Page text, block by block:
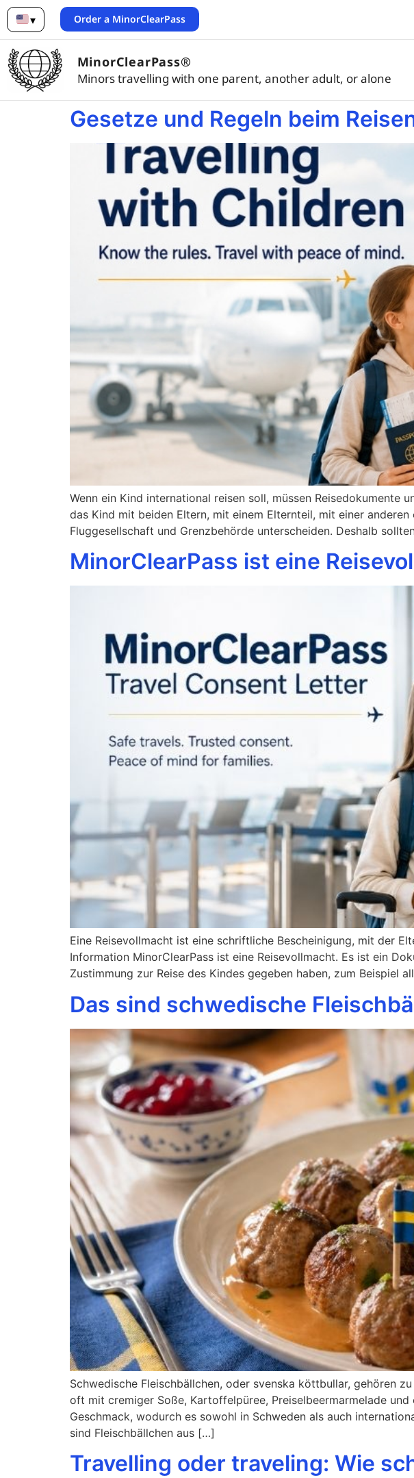
▾
English
Order a MinorClearPass
MinorClearPass®
Minors travelling with one parent, another adult, or alone
Gesetze und Regeln beim
Wenn ein Kind international reisen soll, müssen Reisedokumente
das Kind mit beiden Eltern, mit einem Elternteil, mit einer
Fluggesellschaft und Grenzbehörde unterscheiden. Deshalb
MinorClearPass ist eine
Eine Reisevollmacht ist eine schriftliche Bescheinigung, mit der
Information MinorClearPass ist eine Reisevollmacht. Es ist ein
Zustimmung zur Reise des Kindes gegeben haben, zum Beispiel
Das sind schwedische
Schwedische Fleischbällchen, oder svenska köttbullar, gehören
oft mit cremiger Soße, Kartoffelpüree, Preiselbeermarmelade
Geschmack, wodurch es sowohl in Schweden als auch
sind Fleischbällchen aus […]
Travelling oder traveling: Wie